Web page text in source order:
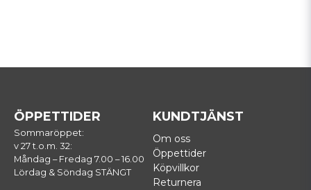
ÖPPETTIDER
Sommaröppet:
v 27 t.o.m. 32:
Måndag – Fredag 7.00 – 16.00
Lördag & Söndag STÄNGT
KUNDTJÄNST
Om oss
Öppettider
Köpvillkor
Returnera